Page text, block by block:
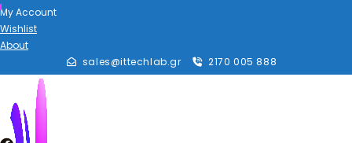
My Account
Wishlist
About
sales@ittechlab.gr
2170 005 888